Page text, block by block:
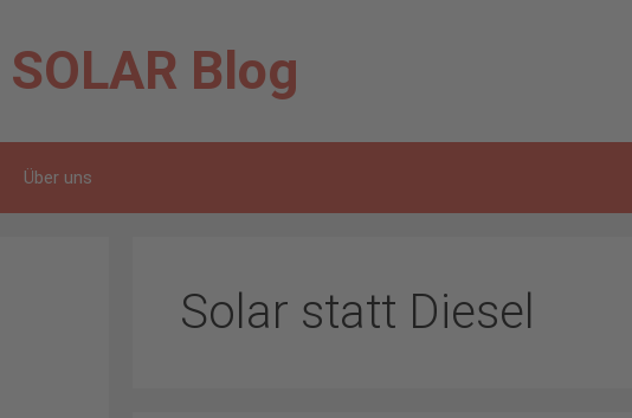
Blog
Über uns
Solar statt Diesel